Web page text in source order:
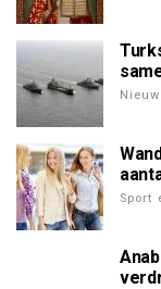
Sport